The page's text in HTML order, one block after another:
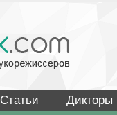
Статьи Дикторы